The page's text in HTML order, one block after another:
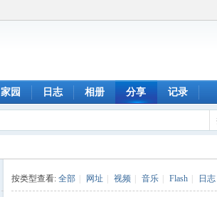
家园 日志 相册 分享 记录
按类型查看: 全部 网址 视频 音乐 Flash 日志